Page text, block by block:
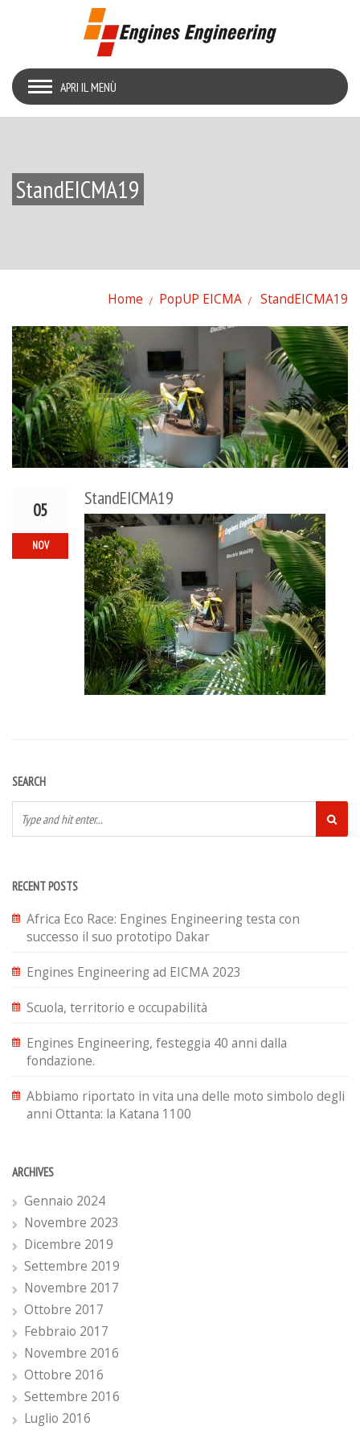
APRI IL MENÙ
StandEICMA19
Home PopUP EICMA StandEICMA19
05
NOV
StandEICMA19
SEARCH
RECENT POSTS
Africa Eco Race: Engines Engineering testa con
successo il suo prototipo Dakar
Engines Engineering ad EICMA 2023
Scuola, territorio e occupabilità
Engines Engineering, festeggia 40 anni dalla
fondazione.
Abbiamo riportato in vita una delle moto simbolo degli
anni Ottanta: la Katana 1100
ARCHIVES
Gennaio 2024
Novembre 2023
Dicembre 2019
Settembre 2019
Novembre 2017
Ottobre 2017
Febbraio 2017
Novembre 2016
Ottobre 2016
Settembre 2016
Luglio 2016